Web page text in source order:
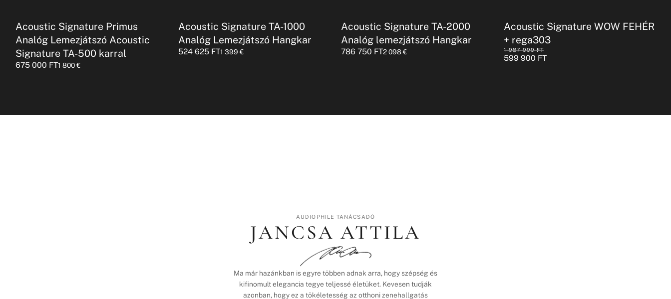
Acoustic Signature Primus
Analóg Lemezjátszó Acoustic
Signature TA-500 karral
675 000 FT1 800€
Acoustic Signature TA-1000
Analóg Lemezjátszó Hangkar
524 625 FT1 399€
Acoustic Signature TA-2000
Analóg lemezjátszó Hangkar
786 750 FT2 098€
Acoustic Signature WOW FEHÉR
+ rega303
1 087 000FT
599 900 FT
AUDIOPHILE TANÁCSADÓ
JANCSA ATTILA
Ma már hazánkban is egyre többen adnak arra, hogy szépség és
kifinomult elegancia tegye teljessé életüket. Kevesen tudják
azonban, hogy ez a tökéletesség az otthoni zenehallgatás